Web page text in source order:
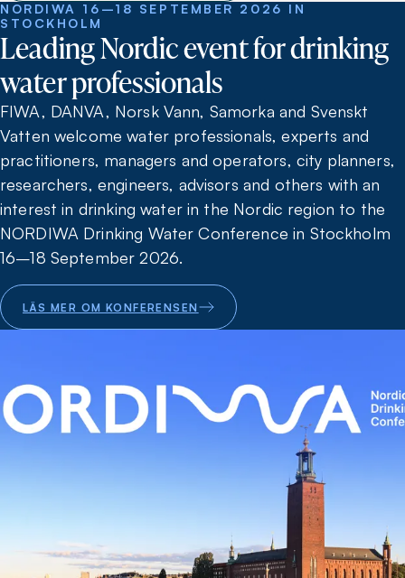
NORDIWA 16–18 SEPTEMBER 2026 IN
STOCKHOLM
Leading Nordic event for drinking
water professionals
FIWA, DANVA, Norsk Vann, Samorka and Svenskt
Vatten welcome water professionals, experts and
practitioners, managers and operators, city planners,
researchers, engineers, advisors and others with an
interest in drinking water in the Nordic region to the
NORDIWA Drinking Water Conference in Stockholm
16–18 September 2026.
LÄS MER OM KONFERENSEN